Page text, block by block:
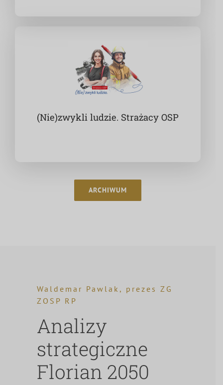
(Nie)zwykli ludzie. Strażacy OSP
ARCHIWUM
Waldemar Pawlak, prezes ZG
ZOSP RP
Analizy
strategiczne
Florian 2050